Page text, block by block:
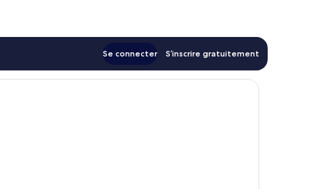
Se connecter S’inscrire gratuitement